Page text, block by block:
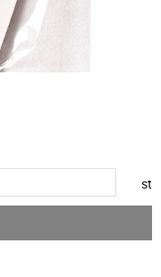
st